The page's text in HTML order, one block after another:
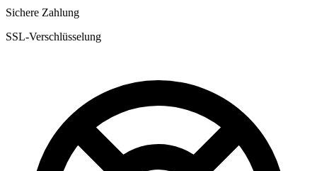
Sichere Zahlung
SSL-Verschlüsselung